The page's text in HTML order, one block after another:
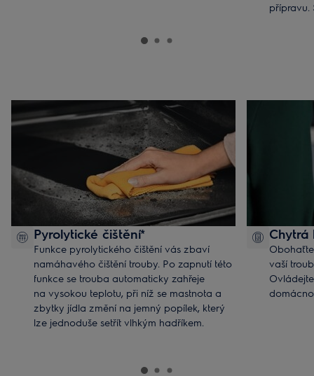
přípravu.
Pyrolytické čištění*
Funkce pyrolytického čištění vás zbaví
namáhavého čištění trouby. Po zapnutí této
funkce se trouba automaticky zahřeje
na vysokou teplotu, při níž se mastnota a
zbytky jídla změní na jemný popílek, který
lze jednoduše setřít vlhkým hadříkem.
*Dostupné jen u vybraných modelů
Chytrá
vaší